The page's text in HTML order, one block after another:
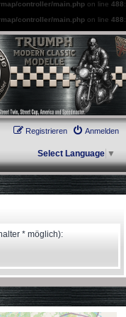
controller/main.php on line 488:
controller/main.php on line 488:
Modelle. Das Forum für
Bonneville, Thruxton,
Twin, Street Cup, America
Anmelden
Registrieren
Select Language ▼
* möglich):